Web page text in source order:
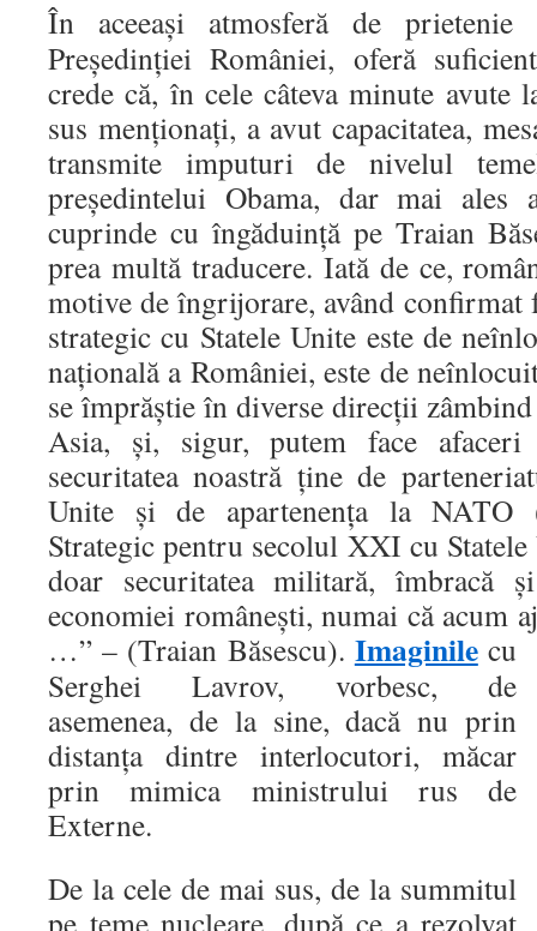
În aceeaşi atmosferă de
Preşedinţiei României, oferă
crede că, în cele câteva minute avute
sus menţionaţi, a avut capacitatea,
transmite imputuri de nivelul
preşedintelui Obama, dar mai ales
cuprinde cu îngăduinţă pe Traian
prea multă traducere. Iată de ce,
motive de îngrijorare, având confirmat
strategic cu Statele Unite este de
naţională a României, este de
se împrăştie în diverse direcţii
Asia, şi, sigur, putem face
securitatea noastră ţine de
Unite şi de apartenenţa la
Strategic pentru secolul XXI cu
doar securitatea militară, îmbracă
economiei româneşti, numai că acum
…” – (Traian Băsescu). Imaginilecu
Serghei Lavrov, vorbesc, de
asemenea, de la sine, dacă nu prin
distanţa dintre interlocutori, măcar
prin mimica ministrului rus de
Externe.
De la cele de mai sus, de la summitul